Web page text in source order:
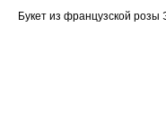
Букет из французской розы